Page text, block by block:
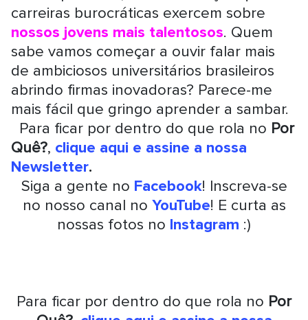
carreiras burocráticas exercem sobre
nossos jovens mais talentosos. Quem
sabe vamos começar a ouvir falar mais
de ambiciosos universitários brasileiros
abrindo firmas inovadoras? Parece-me
mais fácil que gringo aprender a sambar.
Para ficar por dentro do que rola no Por
Quê?, clique aqui e assine a nossa
Newsletter.
Siga a gente no Facebook! Inscreva-se
no nosso canal no YouTube! E curta as
nossas fotos no Instagram :)
Para ficar por dentro do que rola no Por